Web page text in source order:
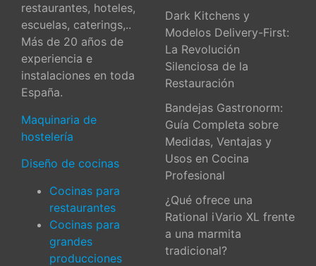
restaurantes, hoteles,
escuelas, caterings,..
Más de 20 años de
experiencia e
instalaciones en toda
España.
Maquinaria de
hostelería
Diseño de cocinas
Cocinas para
restaurantes
Cocinas para
grandes
producciones
Dark Kitchens y
Modelos Delivery-First:
La Revolución
Silenciosa de la
Restauración
Bandejas Gastronorm:
Guía Completa sobre
Medidas, Ventajas y
Usos en Cocina
Profesional
¿Qué ofrece una
Rational iVario XL frente
a una marmita
tradicional?